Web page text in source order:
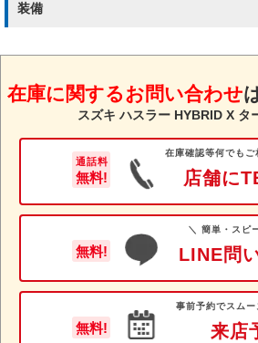
装備
在庫に関するお問い合わせ
スズキ ハスラー HYBRID X タ
通話料
無料!
在庫確認等何でもご
店舗に
無料!
＼ 簡単・スピ
LINE問
無料!
事前予約でスム
来店